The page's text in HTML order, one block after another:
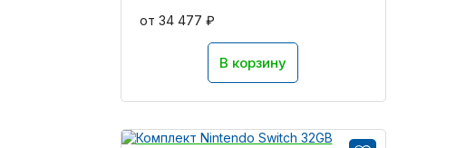
от 34 477 ₽
В корзину